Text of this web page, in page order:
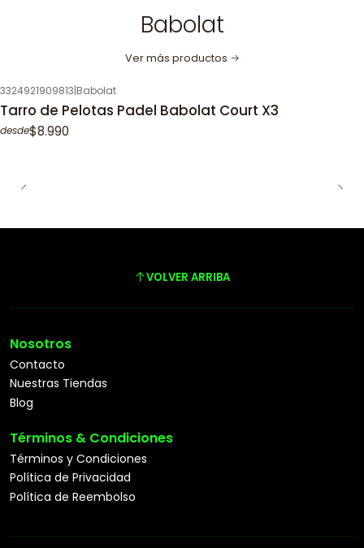
Babolat
Ver más productos
3324921909813|Babolat
Tarro de Pelotas Padel Babolat Court X3
desde$8.990
VOLVER ARRIBA
Nosotros
Contacto
Nuestras Tiendas
Blog
Términos & Condiciones
Términos y Condiciones
Política de Privacidad
Política de Reembolso